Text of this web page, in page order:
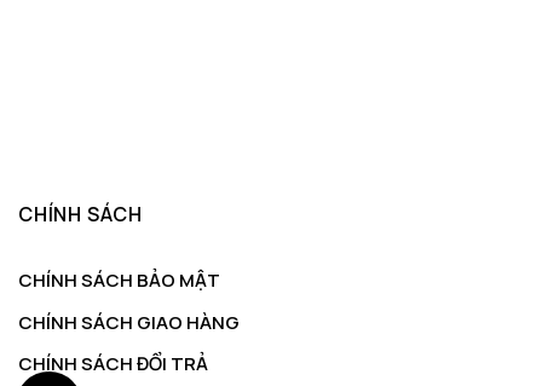
CHÍNH SÁCH
CHÍNH SÁCH BẢO MẬT
CHÍNH SÁCH GIAO HÀNG
CHÍNH SÁCH ĐỔI TRẢ